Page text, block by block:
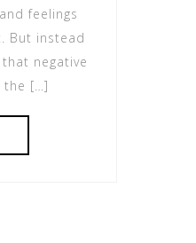
feelings
But instead
negative
the […]